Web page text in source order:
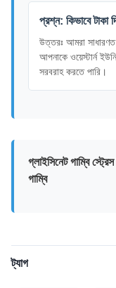
প্রশ্ন: কিভাবে টাকা
উত্তরঃ আমরা সাধারণত
আপনাকে ওয়েস্টার্ন
সরবরাহ করতে পারি।
গ্লাইসিনেট গাম্বি
গাম্বি
ট্যাগ